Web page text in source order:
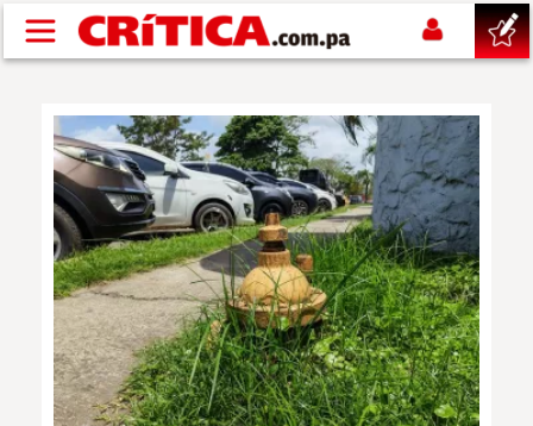
Pasar al contenido principal
SUCESOS
NACIONAL
POLÍTICA
SHOW